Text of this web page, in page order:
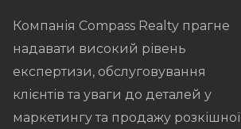
Компанія Compass Realty прагне
надавати високий рівень
експертизи, обслуговування
клієнтів та уваги до деталей у
маркетингу та продажу розкішної